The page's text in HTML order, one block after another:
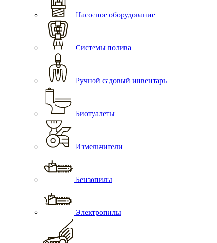
Насосное оборудование
Системы полива
Ручной садовый инвентарь
Биотуалеты
Измельчители
Бензопилы
Электропилы